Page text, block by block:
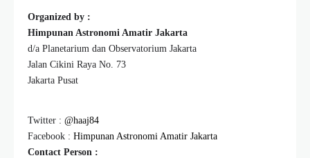
Organized by :
Himpunan Astronomi Amatir Jakarta
d/a Planetarium dan Observatorium Jakarta
Jalan Cikini Raya No. 73
Jakarta Pusat
Twitter : @haaj84
Facebook : Himpunan Astronomi Amatir Jakarta
Contact Person :